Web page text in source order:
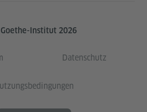
Institut 2026
Datenschutz